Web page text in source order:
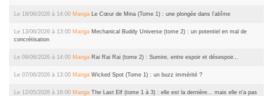
Le 18/06/2026 à 14:00 Manga Le Cœur de Mina (Tome 1) : une plongée dans l'abîme
Le 13/06/2026 à 13:00 Manga Mechanical Buddy Universe (tome 2) : un potentiel en mal de
concrétisation
Le 09/06/2026 à 14:00 Manga Rai Rai Rai (tome 2) : Sumire, entre espoir et désespoir...
Le 07/06/2026 à 13:00 Manga Wicked Spot (Tome 1) : un buzz immérité ?
Le 12/05/2026 à 16:00 Manga The Last Elf (tome 1 à 3) : elle est la dernière... mais elle n'a pas